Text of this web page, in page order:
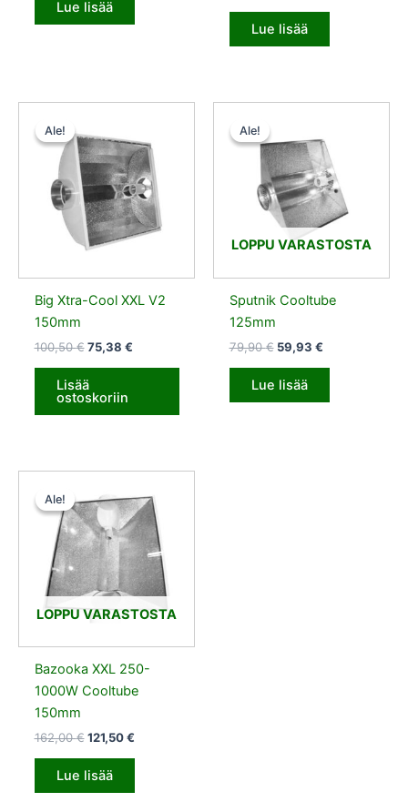
Lue lisää
Lue lisää
Ale!
Ale!
Big Xtra-Cool XXL V2
150mm
100,50€
oli:
100,50 €.
75,38 €
on:
75,38 €.
Lisää
ostoskoriin
Ale!
LOPPU VARASTOSTA
Ale!
Sputnik Cooltube
125mm
79,90€
oli:
79,90 €.
59,93 €
on:
59,93 €.
Lue lisää
Ale!
LOPPU VARASTOSTA
Ale!
Bazooka XXL 250-
1000W Cooltube
150mm
162,00€
hinta
oli:
162,00 €.
121,50€
hinta
on:
121,50 €.
Lue lisää